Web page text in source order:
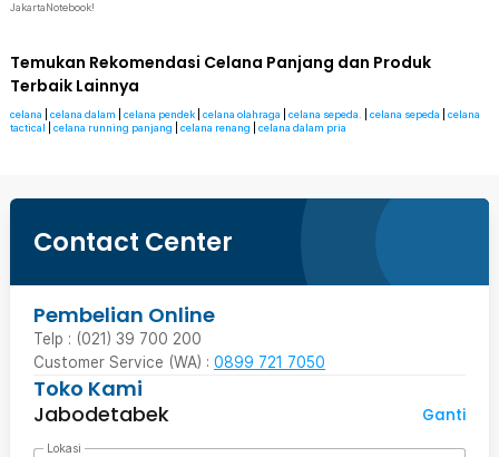
JakartaNotebook!
Temukan Rekomendasi Celana Panjang dan Produk
Terbaik Lainnya
celana celana dalam celana pendek celana olahraga celana sepeda. celana sepeda
celana
tactical
celana running panjang celana renang celana dalam pria
Contact Center
Pembelian Online
Telp : (021) 39 700 200
Customer Service (WA) : 0899 721 7050
Toko Kami
Jabodetabek
Ganti
Lokasi